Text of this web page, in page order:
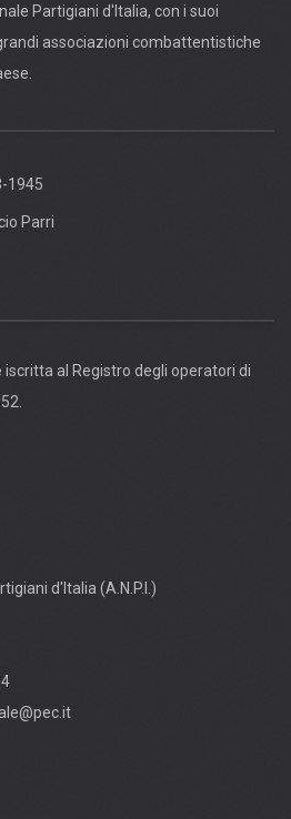
Partigiani d'Italia, con i suoi
associazioni combattentistiche
1945
Parri
iscritta al Registro degli operatori di
d'Italia (A.N.P.I.)